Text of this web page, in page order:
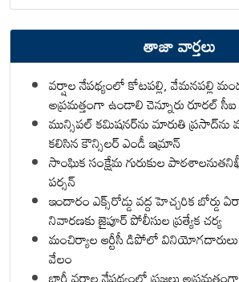
తాజా వార్తలు
వర్షాల నేపథ్యంలో కోటపల్లి, వేమనపల్లి
అప్రమత్తంగా ఉండాలి చెన్నూరు రూరల్ సీఐ
మున్సిపల్ కమిషనర్‌ను మారుతి ప్రసాద్‌ను
కలిసిన కౌన్సిలర్ ఎండీ ఇమ్రాన్ ​
సాంఘిక సంక్షేమ గురుకుల
పర్సన్
ఇందారం ఎక్స్‌రోడ్డు వద్ద హెచ్చరిక బోర్డు
నివారణకు జైపూర్ పోలీసుల ప్రత్యేక చర్య
మంచిర్యాల ఆర్టీసీ డిపోలో వినియోగదారులు
వేలం